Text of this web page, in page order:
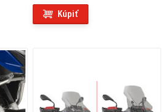
Kúpiť